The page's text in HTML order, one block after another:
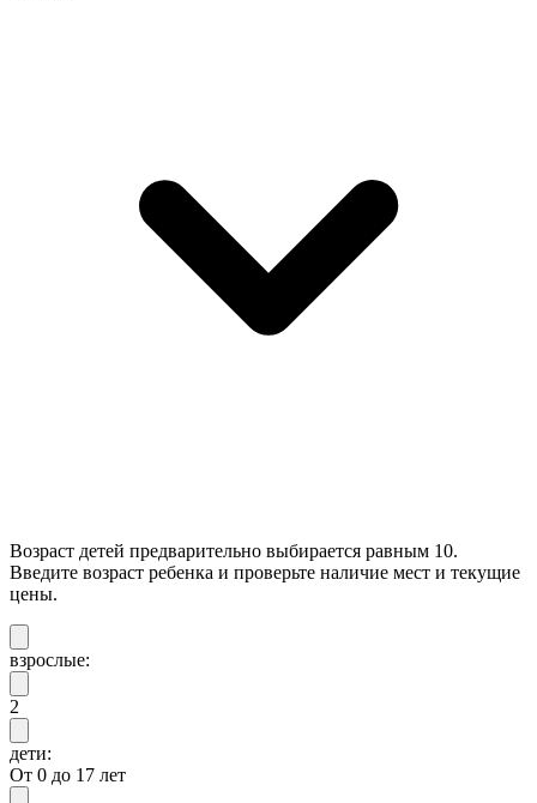
Возраст детей предварительно выбирается равным 10.
Введите возраст ребенка и проверьте наличие мест и текущие
цены.
взрослые:
2
дети:
От 0 до 17 лет